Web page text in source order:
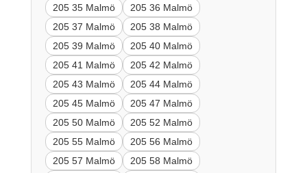
205 35 Malmö
205 36 Malmö
205 37 Malmö
205 38 Malmö
205 39 Malmö
205 40 Malmö
205 41 Malmö
205 42 Malmö
205 43 Malmö
205 44 Malmö
205 45 Malmö
205 47 Malmö
205 50 Malmö
205 52 Malmö
205 55 Malmö
205 56 Malmö
205 57 Malmö
205 58 Malmö